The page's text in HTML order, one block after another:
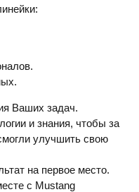
Ваших задач.
и знания, чтобы за
улучшить свою
на первое место.
с Mustang